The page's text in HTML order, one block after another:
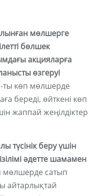
мөлшерге
бөлшек
акцияларға
өзгеруі
ты көп мөлшерде
береді, өйткені көп
жаппай жеңілдіктер
түсінік беру үшін
әдетте шамамен
мөлшерде сатып
айтарлықтай